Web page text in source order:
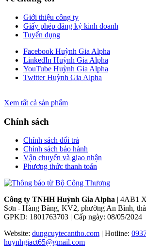
Giới thiệu công ty
Giấy phép đăng ký kinh doanh
Tuyển dụng
Facebook Huỳnh Gia Alpha
LinkedIn Huỳnh Gia Alpha
YouTube Huỳnh Gia Alpha
Twitter Huỳnh Gia Alpha
Xem tất cả sản phẩm
Chính sách
Chính sách đổi trả
Chính sách bảo hành
Vận chuyển và giao nhận
Phương thức thanh toán
Công ty TNHH Huỳnh Gia Alpha | 4AB1
Sơn - Hàng Bàng, KV2, phường An Bình,
GPKD: 1801763703 | Cấp ngày: 08/05/2024
Website: dungcuytecantho.com | Hotline:
huynhgiact65@gmail.com